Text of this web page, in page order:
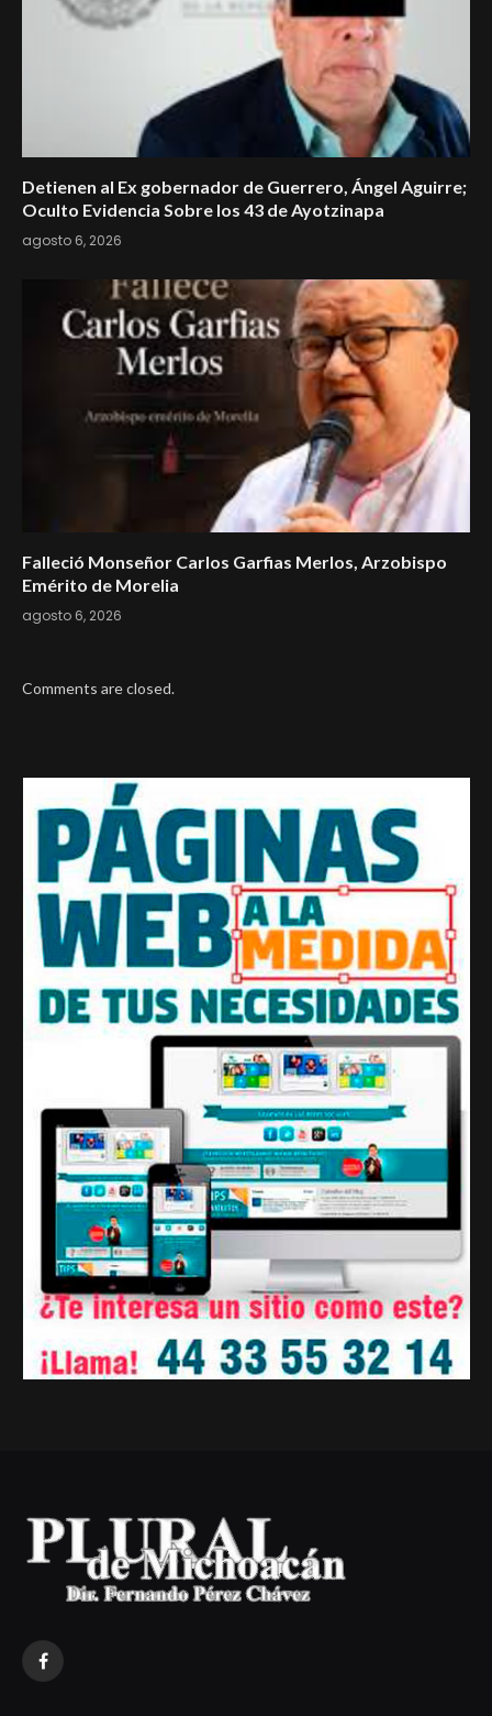
Detienen al Ex gobernador de Guerrero, Ángel Aguirre;
Oculto Evidencia Sobre los 43 de Ayotzinapa
agosto 6, 2026
Falleció Monseñor Carlos Garfias Merlos, Arzobispo
Emérito de Morelia
agosto 6, 2026
Comments are closed.
Facebook